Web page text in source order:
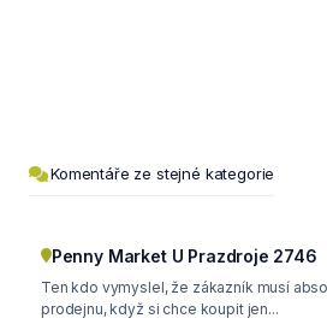
Komentáře ze stejné kategorie
Penny Market U Prazdroje 2746
Ten kdo vymyslel, že zákazník musí
prodejnu, když si chce koupit jen...